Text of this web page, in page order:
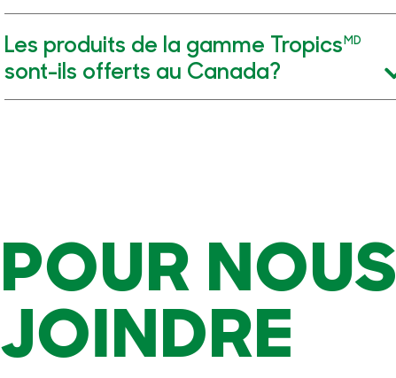
Les produits de la gamme TropicsMD
sont-ils offerts au Canada?
POUR NOUS
JOINDRE